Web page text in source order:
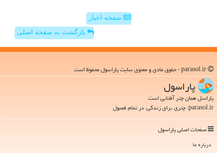
صفحه اخبار
بازگشت به صفحه اصلی
پاراسول
پاراسل همان چتر آفتابی است
parasol.ir: چتری برای زندگی، در تمام فصول
صفحات اصلی پاراسول
درباره ما